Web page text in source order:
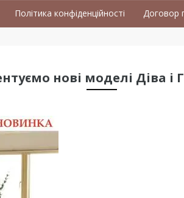
Політика конфіденційності Договор
нові моделі Діва і